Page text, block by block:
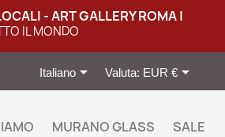
- ART GALLERY ROMA |
IL MONDO
Italiano Valuta: EUR €
MURANO GLASS SALE